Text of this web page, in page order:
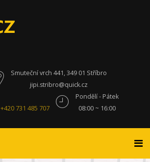
Smuteční vrch 441, 349 01 Stříbro
jipi.stribro@quick.cz
+420 731 485 707
Pondělí - Pátek
08:00 ~ 16:00